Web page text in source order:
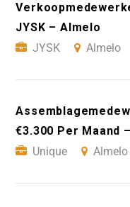
JYSK – Almelo
JYSK
Almelo
€3.300 Per Maand
Unique
Almelo